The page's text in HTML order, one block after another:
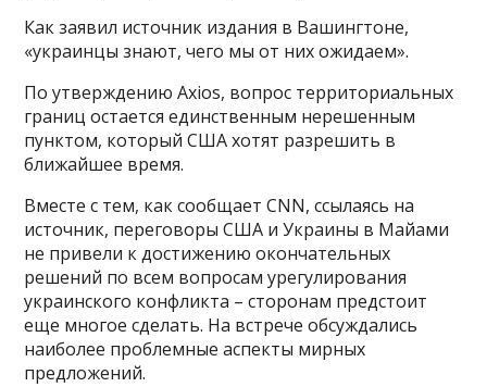
Как заявил источник издания в Вашингтоне,
«украинцы знают, чего мы от них ожидаем».
По утверждению Axios, вопрос территориальных
границ остается единственным нерешенным
пунктом, который США хотят разрешить в
ближайшее время.
Вместе с тем, как сообщает CNN, ссылаясь на
источник, переговоры США и Украины в Майами
не привели к достижению окончательных
решений по всем вопросам урегулирования
украинского конфликта – сторонам предстоит
еще многое сделать. На встрече обсуждались
наиболее проблемные аспекты мирных
предложений.